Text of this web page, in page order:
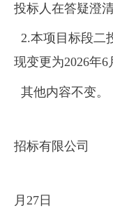
投标人在答疑澄
2.本项目标段二
现变更为2026年6
其他内容不变。
青
招标有限公司
月27日